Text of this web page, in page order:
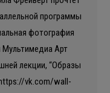
программы
фотография
Мультимедиа Арт
лекции, “Образы
vk.com/wall-